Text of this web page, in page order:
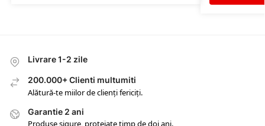
Livrare 1-2 zile
200.000+ Clienti multumiti
Alătură-te miilor de clienți fericiți.
Garantie 2 ani
Produse sigure, protejate timp de doi ani.